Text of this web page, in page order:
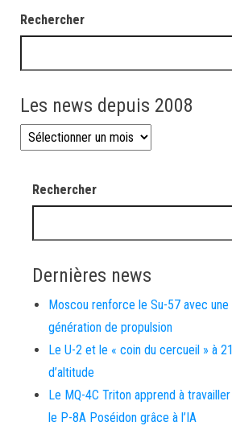
Rechercher
Les news depuis 2008
Les news depuis 2008
Rechercher
Dernières news
Moscou renforce le Su-57 avec une
génération de propulsion
Le U-2 et le « coin du cercueil » à
d’altitude
Le MQ-4C Triton apprend à
le P-8A Poséidon grâce à l’IA